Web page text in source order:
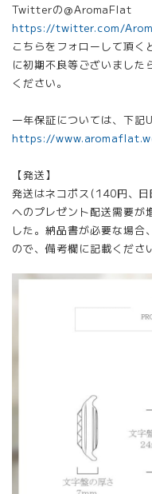
Twitterの@AromaFlat
https://twitter.com/
こちらをフォローして頂く
に初期不良等ございました
ください。
一年保証については、下記
https://
【発送】
発送はネコポス(140円、
へのプレゼント配送需要が
した。納品書が必要な場合
ので、備考欄に記載くださ